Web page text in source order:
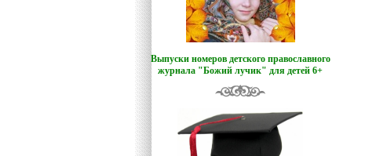
Выпуски номеров детского православного
журнала "Божий лучик" для детей 6+